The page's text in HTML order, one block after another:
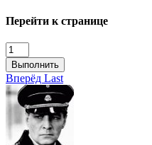
Перейти к странице
Выполнить
Вперёд Last